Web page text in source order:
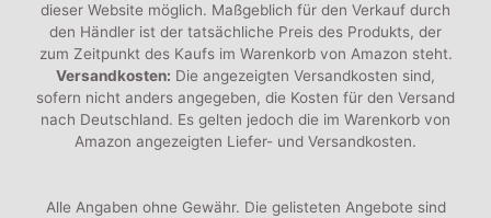
dieser Website möglich. Maßgeblich für den Verkauf durch
den Händler ist der tatsächliche Preis des Produkts, der
zum Zeitpunkt des Kaufs im Warenkorb von Amazon steht.
Versandkosten: Die angezeigten Versandkosten sind,
sofern nicht anders angegeben, die Kosten für den Versand
nach Deutschland. Es gelten jedoch die im Warenkorb von
Amazon angezeigten Liefer- und Versandkosten.
Alle Angaben ohne Gewähr. Die gelisteten Angebote sind